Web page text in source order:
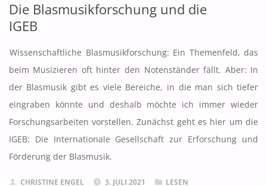
BLÄSERMUSIK"
Die Blasmusikforschung und die
IGEB
Wissenschaftliche Blasmusikforschung: Ein Themenfeld, das
beim Musizieren oft hinter den Notenständer fällt. Aber: In
der Blasmusik gibt es viele Bereiche, in die man sich tiefer
eingraben könnte und deshalb möchte ich immer wieder
Forschungsarbeiten vorstellen. Zunächst geht es hier um die
IGEB: Die Internationale Gesellschaft zur Erforschung und
Förderung der Blasmusik.
CHRISTINE ENGEL 3. JULI 2021 LESEN